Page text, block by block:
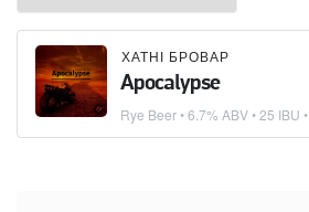
ХАТНІ БРОВАР
Apocalypse
Rye Beer• 6.7% ABV • 25 IBU •